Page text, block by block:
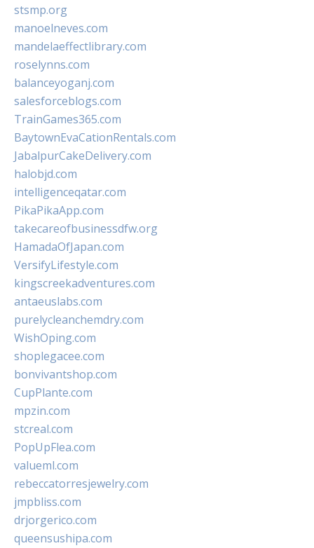
stsmp.org
manoelneves.com
mandelaeffectlibrary.com
roselynns.com
balanceyoganj.com
salesforceblogs.com
TrainGames365.com
BaytownEvaCationRentals.com
JabalpurCakeDelivery.com
halobjd.com
intelligenceqatar.com
PikaPikaApp.com
takecareofbusinessdfw.org
HamadaOfJapan.com
VersifyLifestyle.com
kingscreekadventures.com
antaeuslabs.com
purelycleanchemdry.com
WishOping.com
shoplegacee.com
bonvivantshop.com
CupPlante.com
mpzin.com
stcreal.com
PopUpFlea.com
valueml.com
rebeccatorresjewelry.com
jmpbliss.com
drjorgerico.com
queensushipa.com